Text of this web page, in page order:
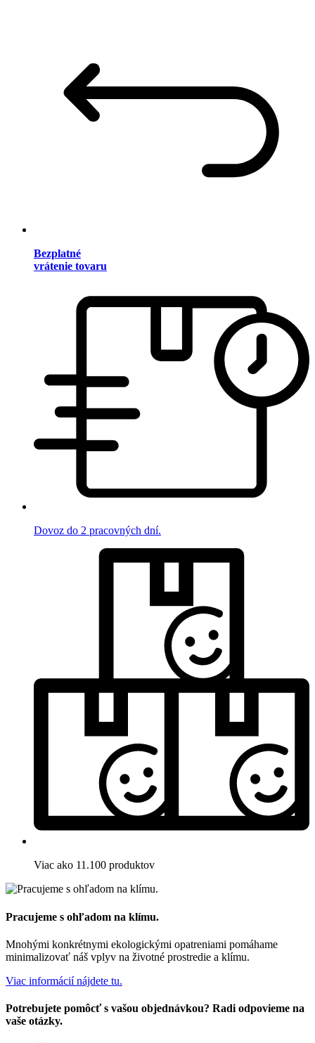
Bezplatné
vrátenie tovaru
Dovoz do 2 pracovných dní.
Viac ako 11.100 produktov
Pracujeme s ohľadom na klímu.
Mnohými konkrétnymi ekologickými opatreniami pomáhame
minimalizovať náš vplyv na životné prostredie a klímu.
Viac informácií nájdete tu.
Potrebujete pomôcť s vašou objednávkou? Radi odpovieme na
vaše otázky.